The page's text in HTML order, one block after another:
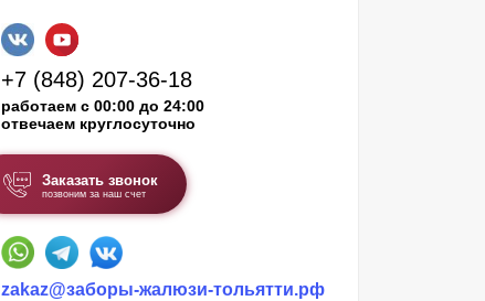
+7 (848) 207-36-18
работаем с 00:00 до 24:00
отвечаем круглосуточно
Заказать звонок
позвоним за наш счет
zakaz@заборы-жалюзи-тольятти.рф